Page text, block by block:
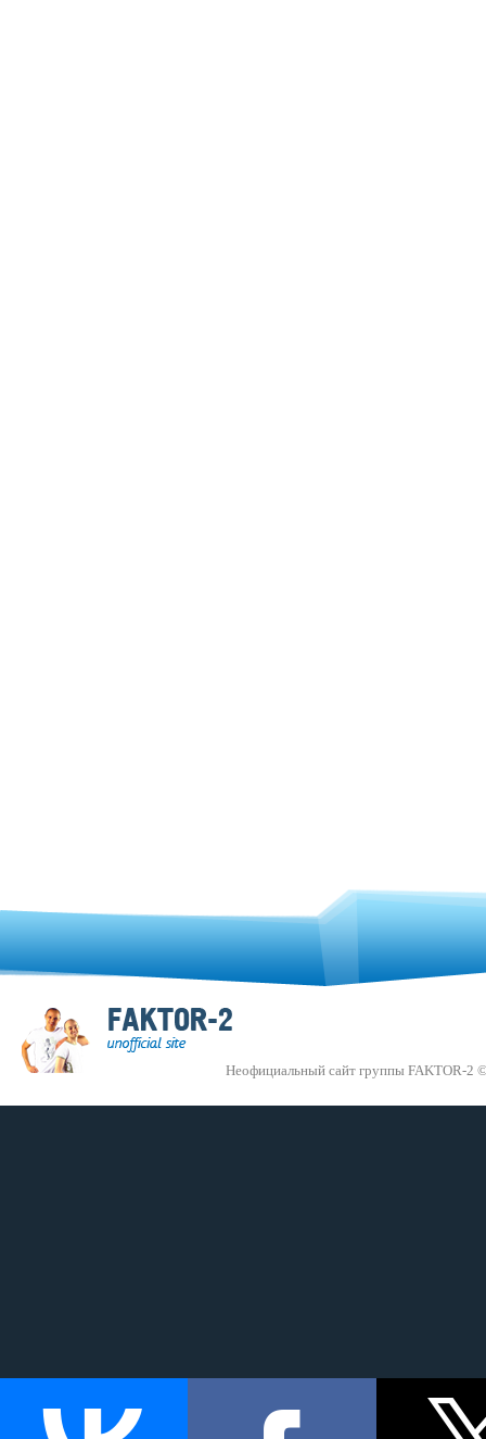
Неофициальный сайт группы FAKTOR-2